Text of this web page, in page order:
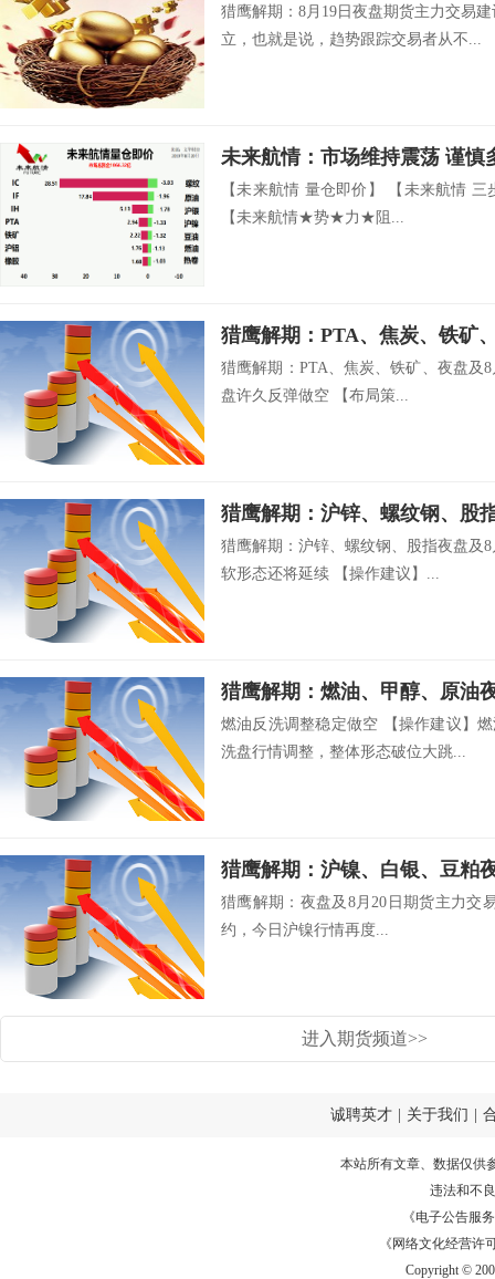
猎鹰解期：8月19日夜盘期货主力交易
立，也就是说，趋势跟踪交易者从不...
未来航情：市场维持震荡 谨慎
【未来航情 量仓即价】 【未来航情
【未来航情★势★力★阻...
猎鹰解期：PTA、焦炭、铁矿、夜盘及
盘许久反弹做空 【布局策...
猎鹰解期：沪锌、螺纹钢、股指夜盘及
软形态还将延续 【操作建议】...
燃油反洗调整稳定做空 【操作建议】
洗盘行情调整，整体形态破位大跳...
猎鹰解期：夜盘及8月20日期货主力交
约，今日沪镍行情再度...
进入期货频道>>
诚聘英才 关于我们
本站所有文章、数据仅供
违法和不
《电子公告服务
《网络文化经营许
Copyright ©